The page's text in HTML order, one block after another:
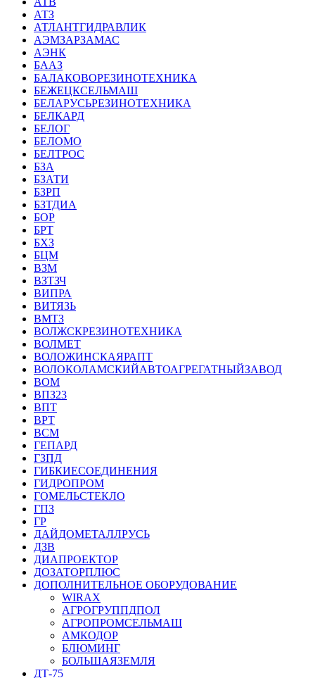
АТЗ
АТЛАНТГИДРАВЛИК
АЭМЗАРЗАМАС
АЭНК
БААЗ
БАЛАКОВОРЕЗИНОТЕХНИКА
БЕЖЕЦКСЕЛЬМАШ
БЕЛАРУСЬРЕЗИНОТЕХНИКА
БЕЛКАРД
БЕЛОГ
БЕЛОМО
БЕЛТРОС
БЗА
БЗАТИ
БЗРП
БЗТДИА
БОР
БРТ
БХЗ
БЦМ
ВЗМ
ВЗТЗЧ
ВИПРА
ВИТЯЗЬ
ВМТЗ
ВОЛЖСКРЕЗИНОТЕХНИКА
ВОЛМЕТ
ВОЛОЖИНСКАЯРАПТ
ВОЛОКОЛАМСКИЙАВТОАГРЕГАТНЫЙЗАВОД
ВОМ
ВПЗ23
ВПТ
ВРТ
ВСМ
ГЕПАРД
ГЗПД
ГИБКИЕСОЕДИНЕНИЯ
ГИДРОПРОМ
ГОМЕЛЬСТЕКЛО
ГПЗ
ГР
ДАЙДОМЕТАЛЛРУСЬ
ДЗВ
ДИАПРОЕКТОР
ДОЗАТОРПЛЮС
ДОПОЛНИТЕЛЬНОЕ ОБОРУДОВАНИЕ
WIRAX
АГРОГРУППДПОЛ
АГРОПРОМСЕЛЬМАШ
АМКОДОР
БЛЮМИНГ
БОЛЬШАЯЗЕМЛЯ
ДТ-75